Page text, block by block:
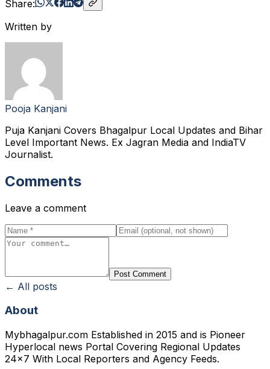
Share:
Written by
Pooja Kanjani
Puja Kanjani Covers Bhagalpur Local Updates and Bihar
Level Important News. Ex Jagran Media and IndiaTV
Journalist.
Comments
Leave a comment
Post Comment
← All posts
About
Mybhagalpur.com Established in 2015 and is Pioneer
Hyperlocal news Portal Covering Regional Updates
24x7 With Local Reporters and Agency Feeds.